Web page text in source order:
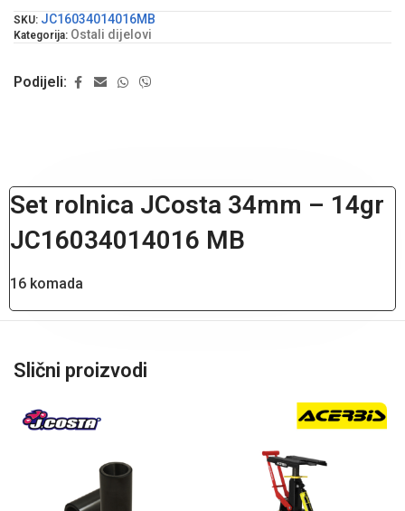
SKU: JC16034014016MB
Kategorija: Ostali dijelovi
Podijeli:
Set rolnica JCosta 34mm – 14gr
JC16034014016 MB
16 komada
Slični proizvodi